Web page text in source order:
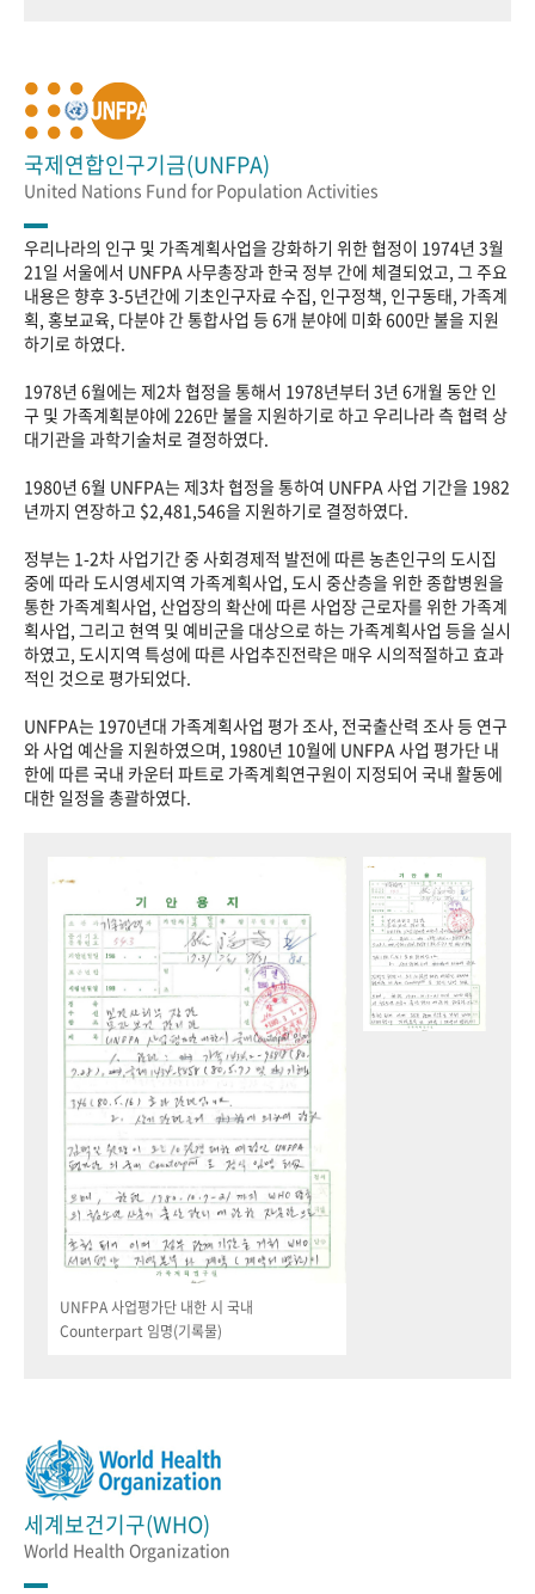
국제연합인구기금(UNFPA)
United Nations Fund for Population Activities
우리나라의 인구 및 가족계획사업을 강화하기 위한 협정이 1974년 3월
21일 서울에서 UNFPA 사무총장과 한국 정부 간에 체결되었고, 그 주요
내용은 향후 3-5년간에 기초인구자료 수집, 인구정책, 인구동태, 가족계
획, 홍보교육, 다분야 간 통합사업 등 6개 분야에 미화 600만 불을 지원
하기로 하였다.
1978년 6월에는 제2차 협정을 통해서 1978년부터 3년 6개월 동안 인
구 및 가족계획분야에 226만 불을 지원하기로 하고 우리나라 측 협력 상
대기관을 과학기술처로 결정하였다.
1980년 6월 UNFPA는 제3차 협정을 통하여 UNFPA 사업 기간을 1982
년까지 연장하고 $2,481,546을 지원하기로 결정하였다.
정부는 1-2차 사업기간 중 사회경제적 발전에 따른 농촌인구의 도시집
중에 따라 도시영세지역 가족계획사업, 도시 중산층을 위한 종합병원을
통한 가족계획사업, 산업장의 확산에 따른 사업장 근로자를 위한 가족계
획사업, 그리고 현역 및 예비군을 대상으로 하는 가족계획사업 등을 실시
하였고, 도시지역 특성에 따른 사업추진전략은 매우 시의적절하고 효과
적인 것으로 평가되었다.
UNFPA는 1970년대 가족계획사업 평가 조사, 전국출산력 조사 등 연구
와 사업 예산을 지원하였으며, 1980년 10월에 UNFPA 사업 평가단 내
한에 따른 국내 카운터 파트로 가족계획연구원이 지정되어 국내 활동에
대한 일정을 총괄하였다.
UNFPA 사업평가단 내한 시 국내
Counterpart 임명(기록물)
세계보건기구(WHO)
World Health Organization